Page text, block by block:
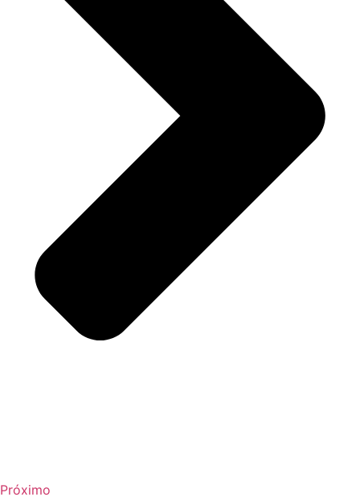
Próximo